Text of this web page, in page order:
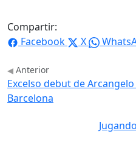
Compartir:
Facebook
X
Anterior
Excelso debut de
Barcelona